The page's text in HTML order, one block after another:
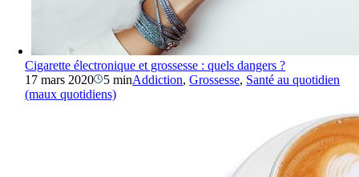
Cigarette électronique et grossesse : quels dangers ?
17 mars 2020
5 minAddiction,Grossesse, Santé au quotidien
(maux quotidiens)